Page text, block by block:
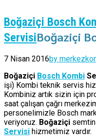
Boğaziçi Bosch
ServisiBoğaziçi
7 Nisan 2016by
Boğaziçi Bosch Kombi
işi) Kombi teknik servis
Kombiniz artık sizin için
saat çalışan çağrı
personelimizle Bosch
veriyoruz. Boğaziçi
Servisi hizmetimiz vardır.